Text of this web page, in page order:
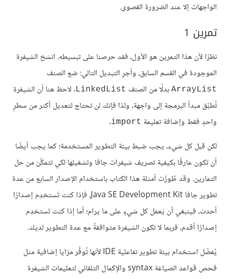
الواجهات إلا عند الضرورة القصوى.
تمرين 1
نظرًا لأن هذا التمرين هو الأول، فقد حرصنا على تبسيطه. انسَخ الشيفرة
الموجودة في القسم السابق، وأجرِ التبديل التالي: ضع الصنف
ArrayList بدلًا من الصنف LinkedList. لاحظ هنا أن الشيفرة
تُطبِّق مبدأ البرمجة إلى واجهة، ولذا فإنك لن تحتاج لتعديل أكثر من سطرٍ
واحدٍ فقط وإضافة تعليمة import
.
لكن قبل كل شيء، يجب ضبط بيئة التطوير المستخدمة؛ كما يجب أيضًا
أن تكون عارفًا بكيفية تصريف شيفرات جافا وتشغيلها لكي تتمكَّن من حل
التمارين. وقد طُورَّت أمثلة هذا الكتاب باستخدام الإصدار السابع من عدة
تطوير جافا Java SE Development Kit، فإذا كنت تَستخدِم إصدارًا
أحدث، فينبغي أن يَعمَل كل شيءٍ على ما يرام؛ أما إذا كنت تَستخدِم
إصدارًا أقدم، فربما لا تكون الشيفرة متوافقةً مع عدة التطوير لديك.
يُفضّل استخدام بيئة تطوير تفاعلية IDE لأنها تُوفِّر مزايا إضافية مثل
فحص قواعد الصياغة syntax والإكمال التلقائي لتعليمات الشيفرة